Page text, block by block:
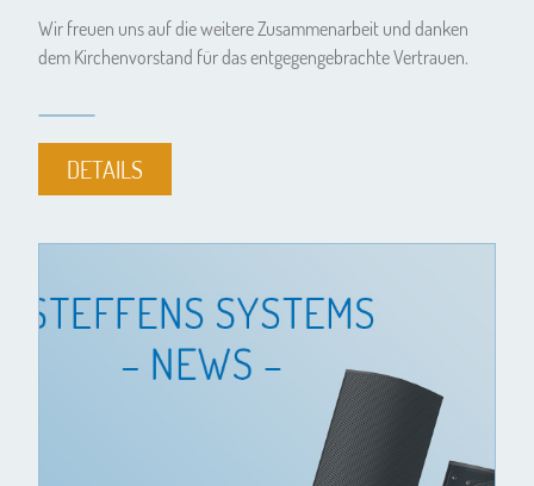
Wir freuen uns auf die weitere Zusammenarbeit und danken
dem Kirchenvorstand für das entgegengebrachte Vertrauen.
DETAILS